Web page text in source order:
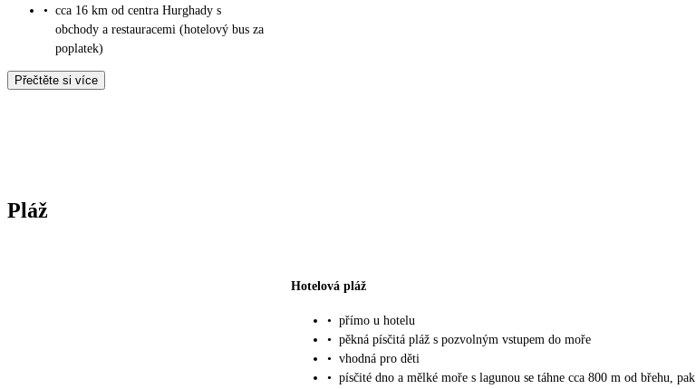
• cca 16 km od centra Hurghady s
obchody a restauracemi (hotelový bus za
poplatek)
Přečtěte si více
Pláž
Hotelová pláž
• přímo u hotelu
• pěkná písčitá pláž s pozvolným vstupem do moře
• vhodná pro děti
• písčité dno a mělké moře s lagunou se táhne cca 800 m od břehu, pak